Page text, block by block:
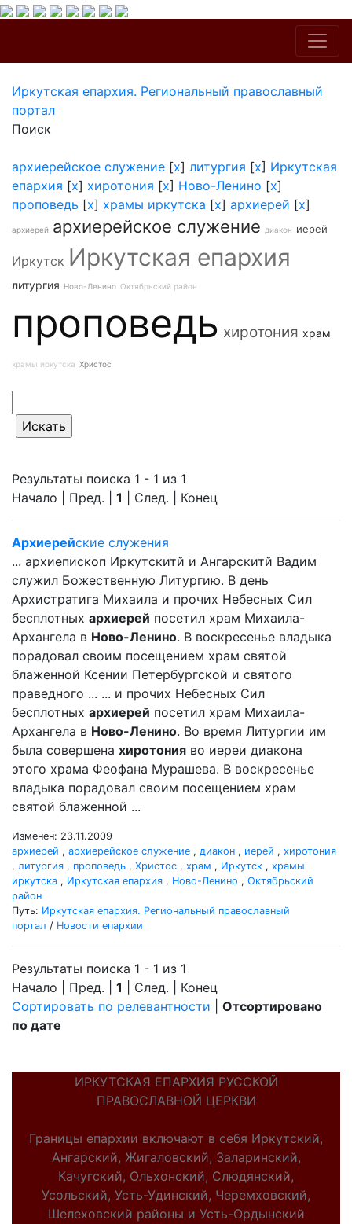
Иркутская епархия. Региональный православный
портал
Поиск
архиерейское служение [x] литургия [x] Иркутская
епархия [x] хиротония [x] Ново-Ленино [x]
проповедь [x] храмы иркутска [x] архиерей [x]
архиерей архиерейское служение диакон иерей
Иркутск Иркутская епархия
литургия Ново-Ленино Октябрьский район
проповедь хиротония храм
храмы иркутска Христос
Результаты поиска 1 - 1 из 1
Начало | Пред. | 1 | След. | Конец
Архиерейские служения
... архиепископ Иркутскитй и Ангарскитй Вадим
служил Божественную Литургию. В день
Архистратига Михаила и прочих Небесных Сил
бесплотных архиерей посетил храм Михаила-
Архангела в Ново-Ленино. В воскресенье владыка
порадовал своим посещением храм святой
блаженной Ксении Петербургской и святого
праведного ... ... и прочих Небесных Сил
бесплотных архиерей посетил храм Михаила-
Архангела в Ново-Ленино. Во время Литургии им
была совершена хиротония во иереи диакона
этого храма Феофана Мурашева. В воскресенье
владыка порадовал своим посещением храм
святой блаженной ...
Изменен: 23.11.2009
архиерей , архиерейское служение , диакон , иерей , хиротония
, литургия , проповедь , Христос , храм , Иркутск , храмы
иркутска , Иркутская епархия , Ново-Ленино , Октябрьский
район
Путь: Иркутская епархия. Региональный православный
портал / Новости епархии
Результаты поиска 1 - 1 из 1
Начало | Пред. | 1 | След. | Конец
Сортировать по релевантности
Отсортировано
по дате
ИРКУТСКАЯ ЕПАРХИЯ РУССКОЙ
ПРАВОСЛАВНОЙ ЦЕРКВИ
Границы епархии включают в себя Иркутский,
Ангарский, Жигаловский, Заларинский,
Качугский, Ольхонский, Слюдянский,
Усольский, Усть-Удинский, Черемховский,
Шелеховский районы и Усть-Ордынский